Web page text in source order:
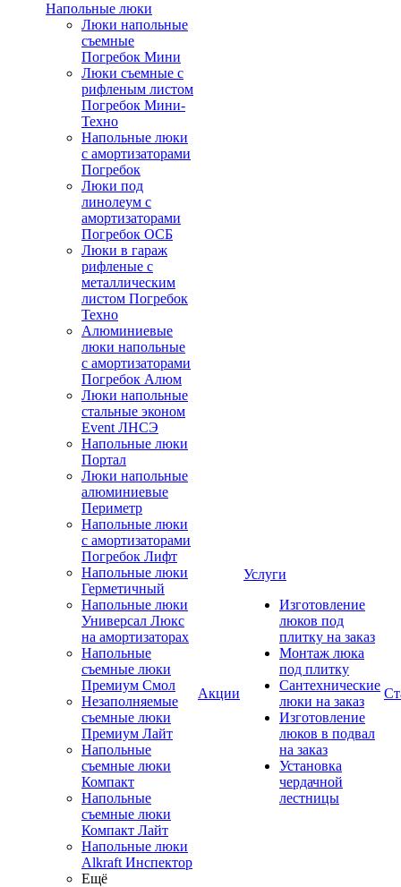
Напольные люки
Люки напольные
съемные
Погребок Мини
Люки съемные с
рифленым листом
Погребок Мини-
Техно
Напольные люки
с амортизаторами
Погребок
Люки под
линолеум с
амортизаторами
Погребок ОСБ
Люки в гараж
рифленые с
металлическим
листом Погребок
Техно
Алюминиевые
люки напольные
с амортизаторами
Погребок Алюм
Люки напольные
стальные эконом
Event ЛНСЭ
Напольные люки
Портал
Люки напольные
алюминиевые
Периметр
Напольные люки
с амортизаторами
Погребок Лифт
Напольные люки
Герметичный
Напольные люки
Универсал Люкс
на амортизаторах
Напольные
съемные люки
Премиум Смол
Незаполняемые
съемные люки
Премиум Лайт
Напольные
съемные люки
Компакт
Напольные
съемные люки
Компакт Лайт
Напольные люки
Alkraft Инспектор
Ещё
Акции
Услуги
Изготовление
люков под
плитку на заказ
Монтаж люка
под плитку
Сантехнические
люки на заказ
Изготовление
люков в подвал
на заказ
Установка
чердачной
лестницы